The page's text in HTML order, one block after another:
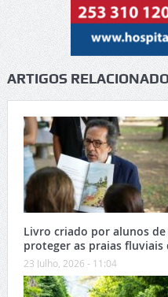
ARTIGOS
Livro criado por alunos
proteger as praias fluviais
23 Julho, 2026 - 11:04